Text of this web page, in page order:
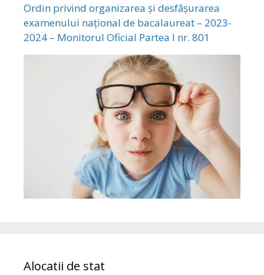
Ordin privind organizarea și desfășurarea
examenului național de bacalaureat – 2023-
2024 – Monitorul Oficial Partea I nr. 801
Alocatii de stat